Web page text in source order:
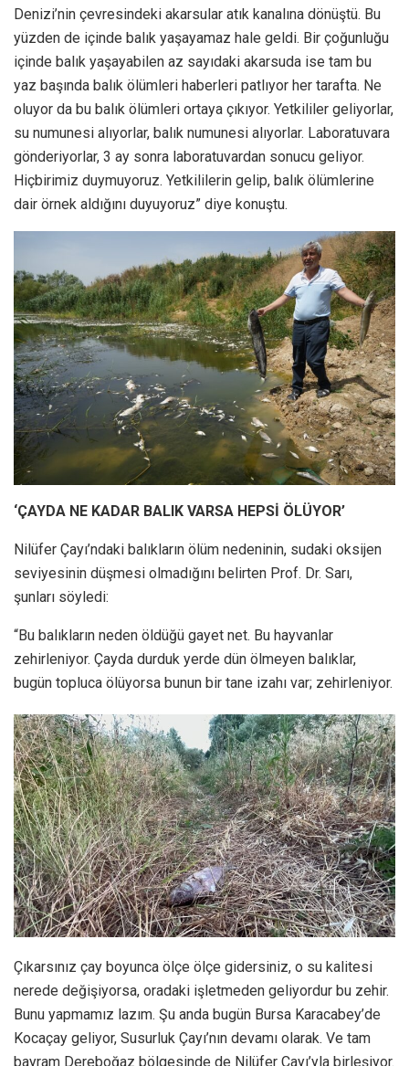
Denizi’nin çevresindeki akarsular atık kanalına dönüştü. Bu
yüzden de içinde balık yaşayamaz hale geldi. Bir çoğunluğu
içinde balık yaşayabilen az sayıdaki akarsuda ise tam bu
yaz başında balık ölümleri haberleri patlıyor her tarafta. Ne
oluyor da bu balık ölümleri ortaya çıkıyor. Yetkililer geliyorlar,
su numunesi alıyorlar, balık numunesi alıyorlar. Laboratuvara
gönderiyorlar, 3 ay sonra laboratuvardan sonucu geliyor.
Hiçbirimiz duymuyoruz. Yetkililerin gelip, balık ölümlerine
dair örnek aldığını duyuyoruz” diye konuştu.
‘ÇAYDA NE KADAR BALIK VARSA HEPSİ ÖLÜYOR’
Nilüfer Çayı’ndaki balıkların ölüm nedeninin, sudaki oksijen
seviyesinin düşmesi olmadığını belirten Prof. Dr. Sarı,
şunları söyledi:
“Bu balıkların neden öldüğü gayet net. Bu hayvanlar
zehirleniyor. Çayda durduk yerde dün ölmeyen balıklar,
bugün topluca ölüyorsa bunun bir tane izahı var; zehirleniyor.
Çıkarsınız çay boyunca ölçe ölçe gidersiniz, o su kalitesi
nerede değişiyorsa, oradaki işletmeden geliyordur bu zehir.
Bunu yapmamız lazım. Şu anda bugün Bursa Karacabey’de
Kocaçay geliyor, Susurluk Çayı’nın devamı olarak. Ve tam
bayram Dereboğaz bölgesinde de Nilüfer Çayı’yla birleşiyor.